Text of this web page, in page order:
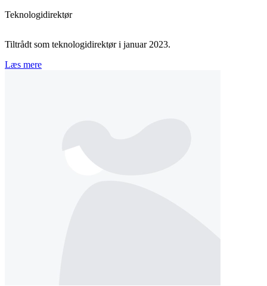
Teknologidirektør
Tiltrådt som teknologidirektør i januar 2023.
Læs mere